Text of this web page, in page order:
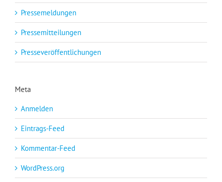
Pressemeldungen
Pressemitteilungen
Presseveröffentlichungen
Meta
Anmelden
Eintrags-Feed
Kommentar-Feed
WordPress.org